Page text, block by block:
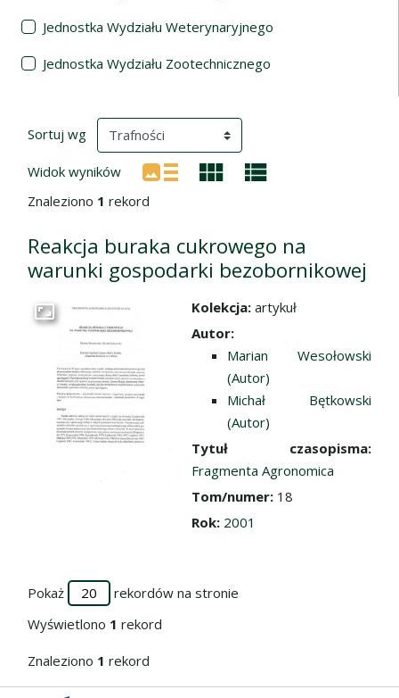
Jednostka Wydziału Weterynaryjnego
Jednostka Wydziału Zootechnicznego
Wyniki wyszukiwania
Sortuj wg (automatyczne przeładowanie treści)
Widok wyników
Znaleziono 1 rekord
Reakcja buraka cukrowego na
warunki gospodarki bezobornikowej
Przejdź do zbioru
Kolekcja: artykuł
Autor:
Marian Wesołowski
(Autor)
Michał Bętkowski
(Autor)
Tytuł czasopisma:
Fragmenta Agronomica
Tom/numer: 18
Rok: 2001
Pokaż
rekordów na stronie
Wyświetlono 1 rekord
Znaleziono 1 rekord